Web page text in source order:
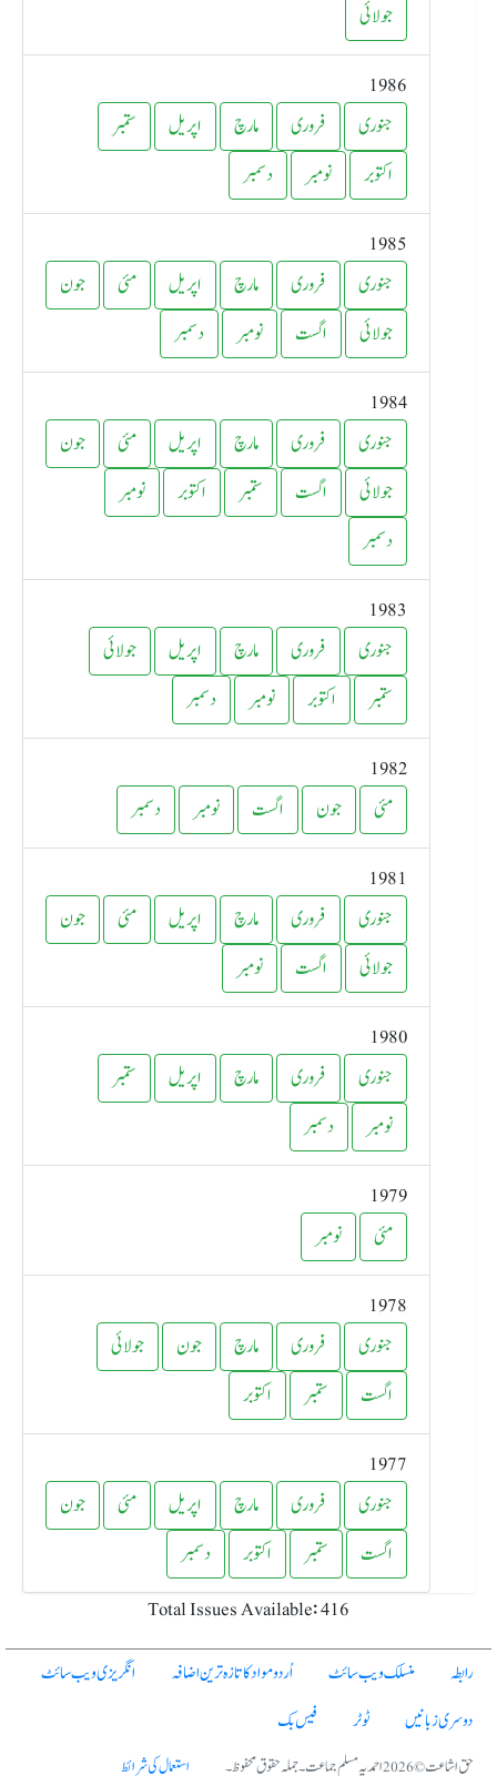
جولائی
1986
جنوری
فروری مارچ اپریل
ستمبر
اکتوبر
نومبر دسمبر
1985
جنوری
فروری مارچ اپریل مئی
جون
جولائی
اگست نومبر دسمبر
1984
جنوری
فروری مارچ اپریل مئی
جون
جولائی
اگست ستمبر اکتوبر
نومبر
دسمبر
1983
جنوری
فروری مارچ اپریل
جولائی
ستمبر
اکتوبر نومبر دسمبر
1982
مئی
جون اگست نومبر دسمبر
1981
جنوری
فروری مارچ اپریل مئی
جون
جولائی
اگست نومبر
1980
جنوری
فروری مارچ اپریل
ستمبر
نومبر
دسمبر
1979
مئی
نومبر
1978
جنوری
فروری مارچ جون
جولائی
اگست
ستمبر اکتوبر
1977
جنوری
فروری مارچ اپریل مئی
جون
اگست
ستمبر اکتوبر
دسمبر
Total Issues Available: 416
رابطہ منسلک ویب سائٹ اُردو مواد کا تازہ ترین اضافہ
انگریزی ویب سائٹ
دوسری زبانیں
ٹوٹر فیس بک
حق اشاعت © 2026 احمدیہ مسلم جماعت۔ جملہ حقوق محفوظ۔ استعمال کی شرائط